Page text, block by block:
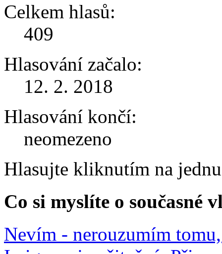
Celkem hlasů:
409
Hlasování začalo:
12. 2. 2018
Hlasování končí:
neomezeno
Hlasujte kliknutím na
Co si myslíte o současné
Nevím - nerouzumím